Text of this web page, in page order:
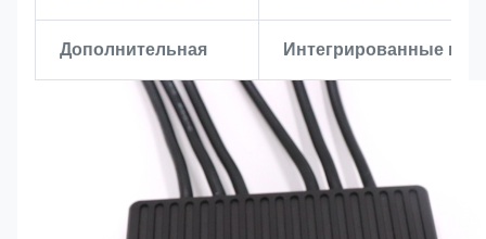
Дополнительная Интегрированные